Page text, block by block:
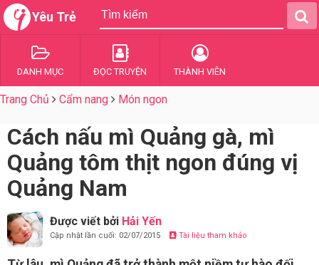
Yêu Trẻ
DANH MỤC ĐỌC TRUYỆN THÀNH VIÊN
Trang Chủ Cẩm nang Món ngon
Cách nấu mì Quảng gà, mì
Quảng tôm thịt ngon đúng vị
Quảng Nam
Được viết bởi Hải Yến
Cập nhật lần cuối: 02/07/2015 Tài liệu tham khảo